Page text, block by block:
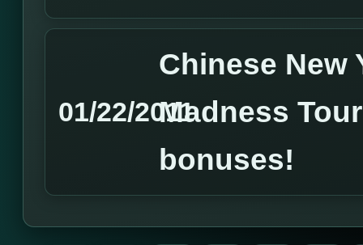
01/22/2011
Chinese New
Madness
bonuses!